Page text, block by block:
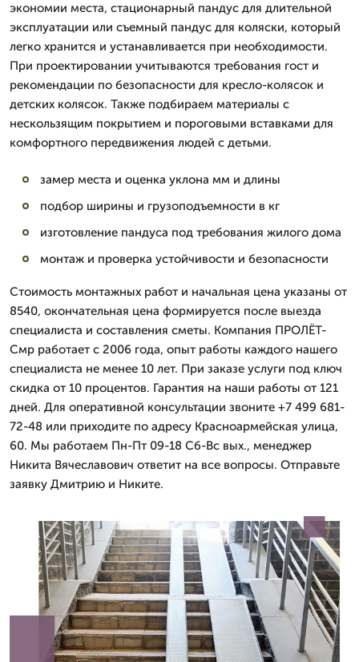
экономии места, стационарный пандус для длительной
эксплуатации или съемный пандус для коляски, который
легко хранится и устанавливается при необходимости.
При проектировании учитываются требования гост и
рекомендации по безопасности для кресло-колясок и
детских колясок. Также подбираем материалы с
нескользящим покрытием и пороговыми вставками для
комфортного передвижения людей с детьми.
замер места и оценка уклона мм и длины
подбор ширины и грузоподъемности в кг
изготовление пандуса под требования жилого дома
монтаж и проверка устойчивости и безопасности
Стоимость монтажных работ и начальная цена указаны от
8540, окончательная цена формируется после выезда
специалиста и составления сметы. Компания ПРОЛЁТ-
Смр работает с 2006 года, опыт работы каждого нашего
специалиста не менее 10 лет. При заказе услуги под ключ
скидка от 10 процентов. Гарантия на наши работы от 121
дней. Для оперативной консультации звоните +7 499 681-
72-48 или приходите по адресу Красноармейская улица,
60. Мы работаем Пн-Пт 09-18 Сб-Вс вых., менеджер
Никита Вячеславович ответит на все вопросы. Отправьте
заявку Дмитрию и Никите.